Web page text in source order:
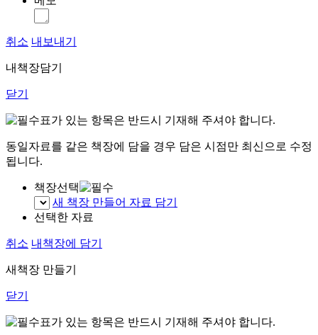
취소 내보내기
내책장담기
닫기
표가 있는 항목은 반드시 기재해 주셔야 합니다.
동일자료를 같은 책장에 담을 경우 담은 시점만 최신으로 수정
됩니다.
책장선택
새 책장 만들어 자료 담기
선택한 자료
취소 내책장에 담기
새책장 만들기
닫기
표가 있는 항목은 반드시 기재해 주셔야 합니다.